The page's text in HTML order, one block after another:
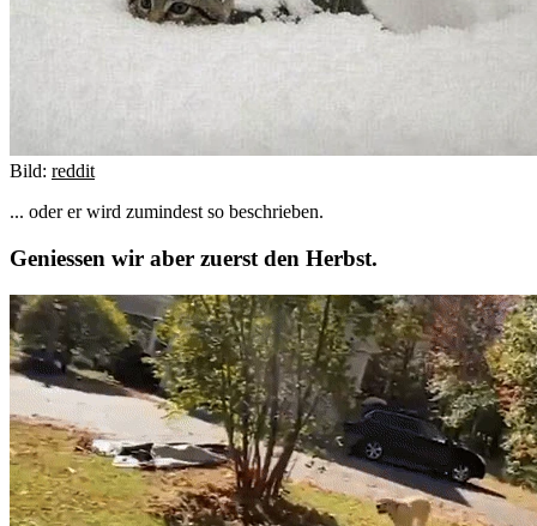
Bild: reddit
... oder er wird zumindest so beschrieben.
Geniessen wir aber zuerst den Herbst.